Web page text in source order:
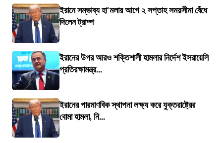
ইরানে সম্ভাব্য হা'মলার আগে ২ সপ্তাহ সময়সীমা বেঁধে
দিলেন ট্রাম্প
ইরানের উপর আরও শক্তিশালী হামলার নির্দেশ ইসরায়েলি
প্রতিরক্ষামন্ত্র...
ইরানের পারমাণবিক স্থাপনা লক্ষ্য করে যুক্তরাষ্ট্রের
বোমা হামলা, নি...